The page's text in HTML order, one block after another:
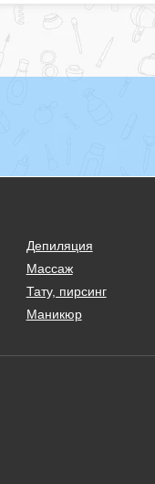
Депиляция
Массаж
Тату, пирсинг
Маникюр